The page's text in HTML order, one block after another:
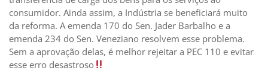
consumidor. Ainda assim, a Indústria se beneficiará muito
da reforma. A emenda 170 do Sen. Jader Barbalho e a
emenda 234 do Sen. Veneziano resolvem esse problema.
Sem a aprovação delas, é melhor rejeitar a PEC 110 e evitar
esse erro desastroso